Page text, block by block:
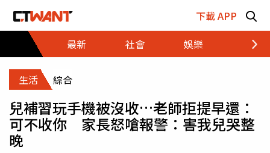
下載 APP
最新
社會 娛樂 財經
生活 綜合
兒補習玩手機被沒收…老師拒提早還：
可不收你 家長怒嗆報警：害我兒哭整
晚